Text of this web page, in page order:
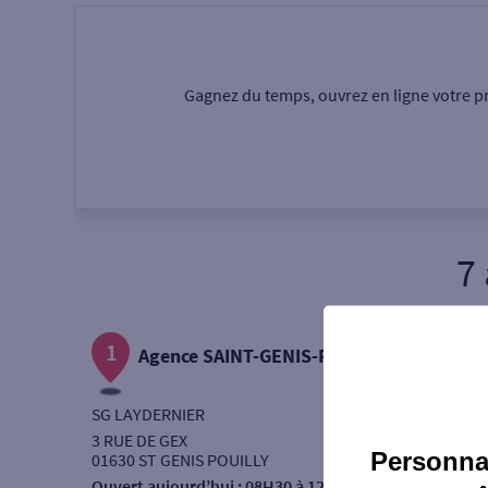
Autour de moi
Gagnez du temps, ouvrez en ligne votre
7
1 Agence SAINT-GENIS-POUILLY
SG LAYDERNIER
3 RUE DE GEX
01630 ST GENIS POUILLY